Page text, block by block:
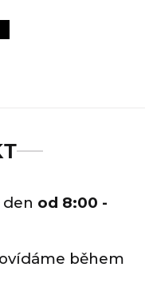
od 8:00 -
během